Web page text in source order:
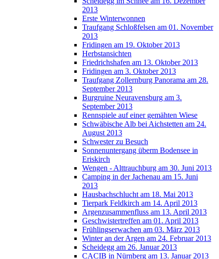
2013
Erste Winterwonnen
Traufgang Schloßfelsen am 01. November
2013
Fridingen am 19. Oktober 2013
Herbstansichten
Friedrichshafen am 13. Oktober 2013
Fridingen am 3. Oktober 2013
Traufgang Zollernburg Panorama am 28.
September 2013
Burgruine Neuravensburg am 3.
September 2013
Rennspiele auf einer gemähten Wiese
Schwäbische Alb bei Aichstetten am 24.
August 2013
Schwester zu Besuch
Sonnenuntergang überm Bodensee in
Eriskirch
Wengen - Alttrauchburg am 30. Juni 2013
Camping in der Jachenau am 15. Juni
2013
Hausbachschlucht am 18. Mai 2013
Tierpark Feldkirch am 14. April 2013
Argenzusammenfluss am 13. April 2013
Geschwistertreffen am 01. April 2013
Frühlingserwachen am 03. März 2013
Winter an der Argen am 24. Februar 2013
Scheidegg am 26. Januar 2013
CACIB in Nürnberg am 13. Januar 2013